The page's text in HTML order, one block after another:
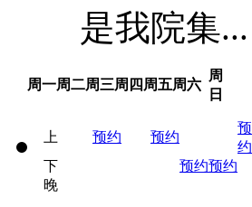
是我院集...
周一周二周三周四 周五周六
周
日
上 预约 预约
预
约
下
预约预约
晚